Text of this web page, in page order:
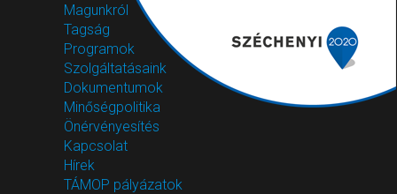
Magunkról
Tagság
Programok
Szolgáltatásaink
Dokumentumok
Minőségpolitika
Önérvényesítés
Kapcsolat
Hírek
TÁMOP pályázatok